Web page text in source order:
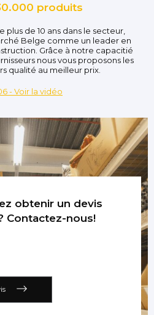
produits
de 10 ans dans le secteur,
Belge comme un leader en
Grâce à notre capacitié
nous vous proposons les
qualité au meilleur prix.
- Voir la vidéo
obtenir un devis
Contactez-nous!